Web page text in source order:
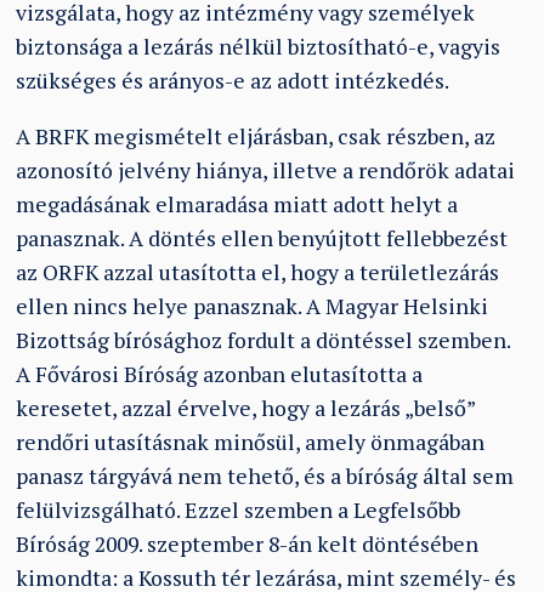
vizsgálata, hogy az intézmény vagy személyek
biztonsága a lezárás nélkül biztosítható-e, vagyis
szükséges és arányos-e az adott intézkedés.
A BRFK megismételt eljárásban, csak részben, az
azonosító jelvény hiánya, illetve a rendőrök adatai
megadásának elmaradása miatt adott helyt a
panasznak. A döntés ellen benyújtott fellebbezést
az ORFK azzal utasította el, hogy a területlezárás
ellen nincs helye panasznak. A Magyar Helsinki
Bizottság bírósághoz fordult a döntéssel szemben.
A Fővárosi Bíróság azonban elutasította a
keresetet, azzal érvelve, hogy a lezárás „belső”
rendőri utasításnak minősül, amely önmagában
panasz tárgyává nem tehető, és a bíróság által sem
felülvizsgálható. Ezzel szemben a Legfelsőbb
Bíróság 2009. szeptember 8-án kelt döntésében
kimondta: a Kossuth tér lezárása, mint személy- és